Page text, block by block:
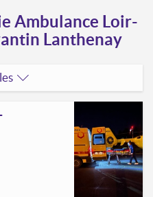
Ambulance Loir-
Lanthenay